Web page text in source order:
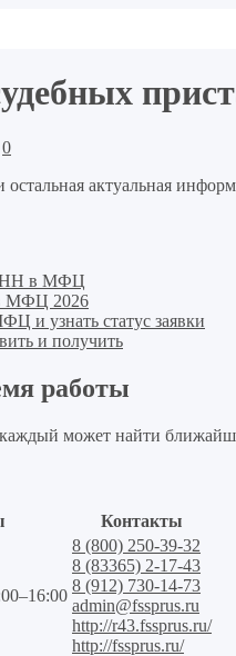
0
актуальная
ИНН в МФЦ
в МФЦ 2026
и узнать статус заявки
и получить
работы
каждый может найти
Контакты
8 (800) 250-39-32
8 (83365) 2-17-43
8 (912) 730-14-73
admin@fssprus.ru
http://r43.fssprus.ru/
http://fssprus.ru/